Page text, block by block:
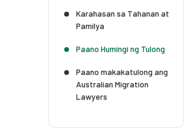
Karahasan sa Tahanan at
Pamilya
Paano Humingi ng Tulong
Paano makakatulong ang
Australian Migration
Lawyers